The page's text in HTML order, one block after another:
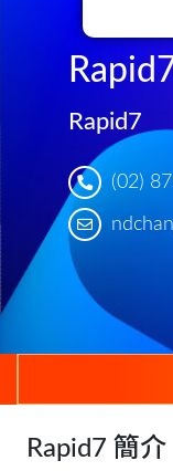
Rapid7
(02)
Rapid7 簡介